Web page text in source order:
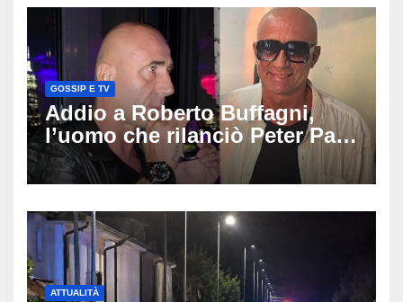
GOSSIP E TV
Addio a Roberto Buffagni,
l’uomo che rilanciò Peter Pan
e Villa delle Rose: aveva 59
anni
ATTUALITÀ